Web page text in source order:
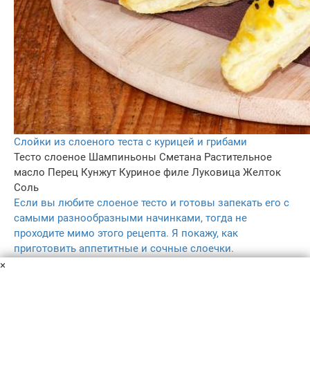
Слойки из слоеного теста с курицей и грибами
Тесто слоеное Шампиньоны Сметана Растительное
масло Перец Кунжут Куриное филе Луковица Желток
Соль
Если вы любите слоеное тесто и готовы запекать его с
самыми разнообразными начинками, тогда не
проходите мимо этого рецепта. Я покажу, как
приготовить аппетитные и сочные слоечки.
×